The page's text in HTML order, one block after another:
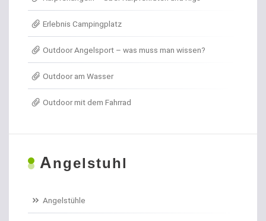
Angelkoffer
Angelrollen für das Forellenangeln
Angelschnur Dorsch
Angelschnur Feedern
Erlebnis Campingplatz
Outdoor Angelsport – was muss man wissen?
Outdoor am Wasser
Outdoor mit dem Fahrrad
Angelstuhl
Angelstühle